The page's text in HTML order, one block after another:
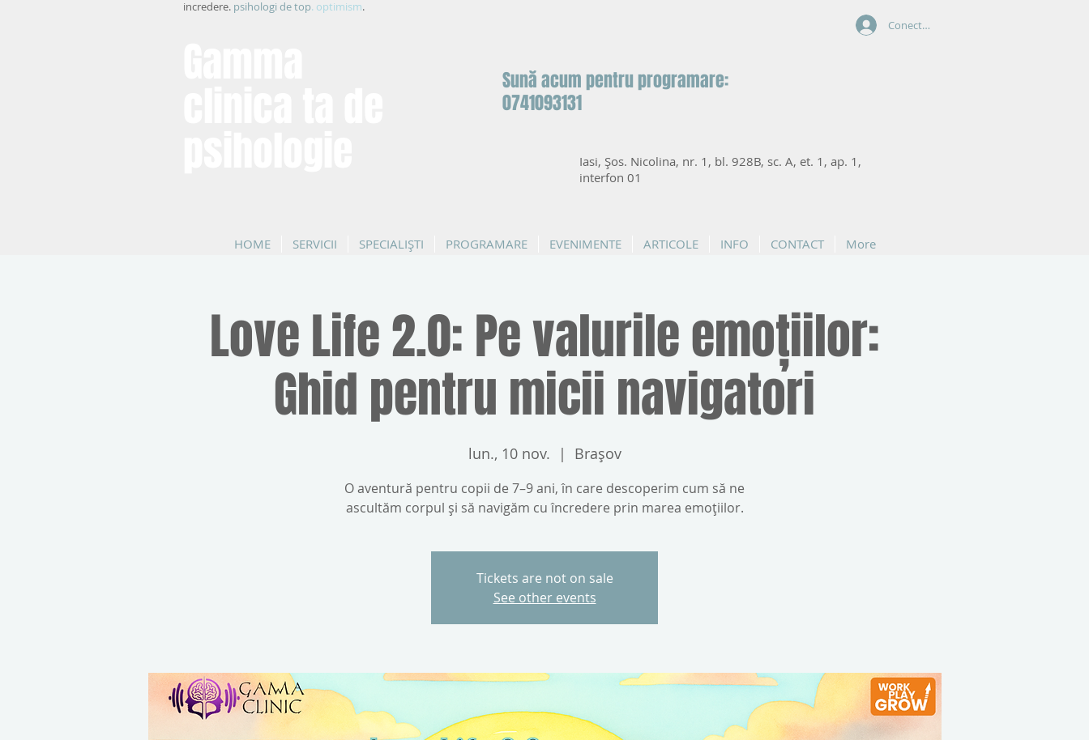
incredere. psihologi de top. optimism.
Conectează-te
Sună acum pentru programare:
0741093131
Iasi, Șos. Nicolina, nr. 1, bl. 928B, sc. A, et. 1, ap. 1,
interfon 01
HOME SERVICII SPECIALIȘTI PROGRAMARE EVENIMENTE ARTICOLE INFO CONTACT More
Love Life 2.0: Pe valurile emoțiilor:
Ghid pentru micii navigatori
lun., 10 nov.
  |
Brașov
O aventură pentru copii de 7–9 ani, în care descoperim cum să ne
ascultăm corpul și să navigăm cu încredere prin marea emoțiilor.
Tickets are not on sale
See other events